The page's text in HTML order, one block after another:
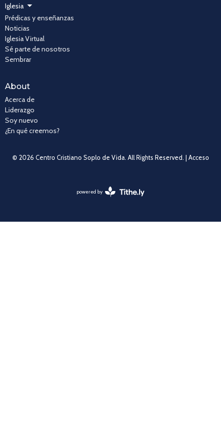
Iglesia
Prédicas y enseñanzas
Noticias
Iglesia Virtual
Sé parte de nosotros
Sembrar
About
Acerca de
Liderazgo
Soy nuevo
¿En qué creemos?
© 2026 Centro Cristiano Soplo de Vida. All Rights Reserved. | Acceso
powered by
Website